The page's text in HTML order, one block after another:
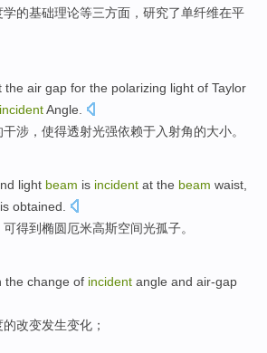
学的基础理论等三方面， 研究了单纤维在平
the air gap for the polarizing light of Taylor
incidentAngle
干涉 ， 使得透射光强依赖于入射角的大小。
light beam is incident at the beam waist
obtained
可得到椭圆 厄米高斯空间光孤子。
the change of incident angle and air-gap
的改变发生变化 ；